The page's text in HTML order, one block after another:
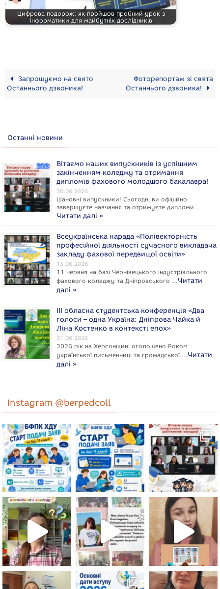
Цифрова подорож: як пройшов пробний урок з
інформатики для майбутніх дослідників
Запрошуємо на свято
Останнього дзвоника!
Фоторепортаж зі свята
Останнього дзвоника!
Останні новини
Вітаємо наших випускників із успішним
закінченням коледжу та отримання
дипломів фахового молодшого бакалавра!
30.06.2026
Шановні випускники! Сьогодні ви офіційно
завершуєте навчання та отримуєте дипломи …
Читати далі »
Всеукраїнська нарада «Полівекторність
професійної діяльності сучасного викладача
закладу фахової передвищої освіти»
13.06.2026
11 червня на базі Чернівецького індустріального
фахового коледжу та Дніпровського …Читати
далі »
ІІІ обласна студентська конференція «Два
голоси – одна Україна: Дніпрова Чайка й
Ліна Костенко в контексті епох»
01.06.2026
2026 рік на Херсонщині оголошено Роком
укpaїнcької письменниці та громадської …Читати
далі »
Instagram @berpedcoll